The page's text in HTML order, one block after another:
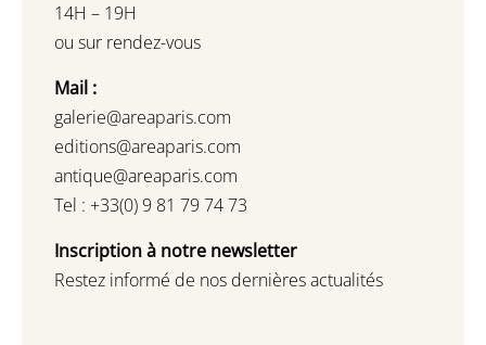
14H – 19H
ou sur rendez-vous
Mail :
galerie@areaparis.com
editions@areaparis.com
antique@areaparis.com
Tel : +33(0) 9 81 79 74 73
Inscription à notre newsletter
Restez informé de nos dernières actualités